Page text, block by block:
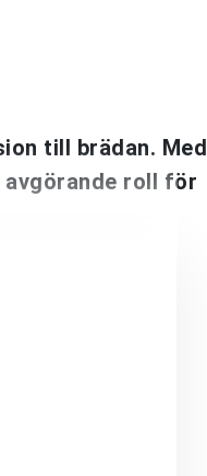
till brädan. Med
roll för